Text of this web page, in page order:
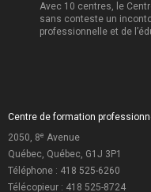
Avec 10 centres, le
sans conteste un
professionnelle et de
Centre de formation
2050, 8e Avenue
Québec, Québec, G1J 3P1
Téléphone : 418 525-6260
Télécopieur : 418 525-8724